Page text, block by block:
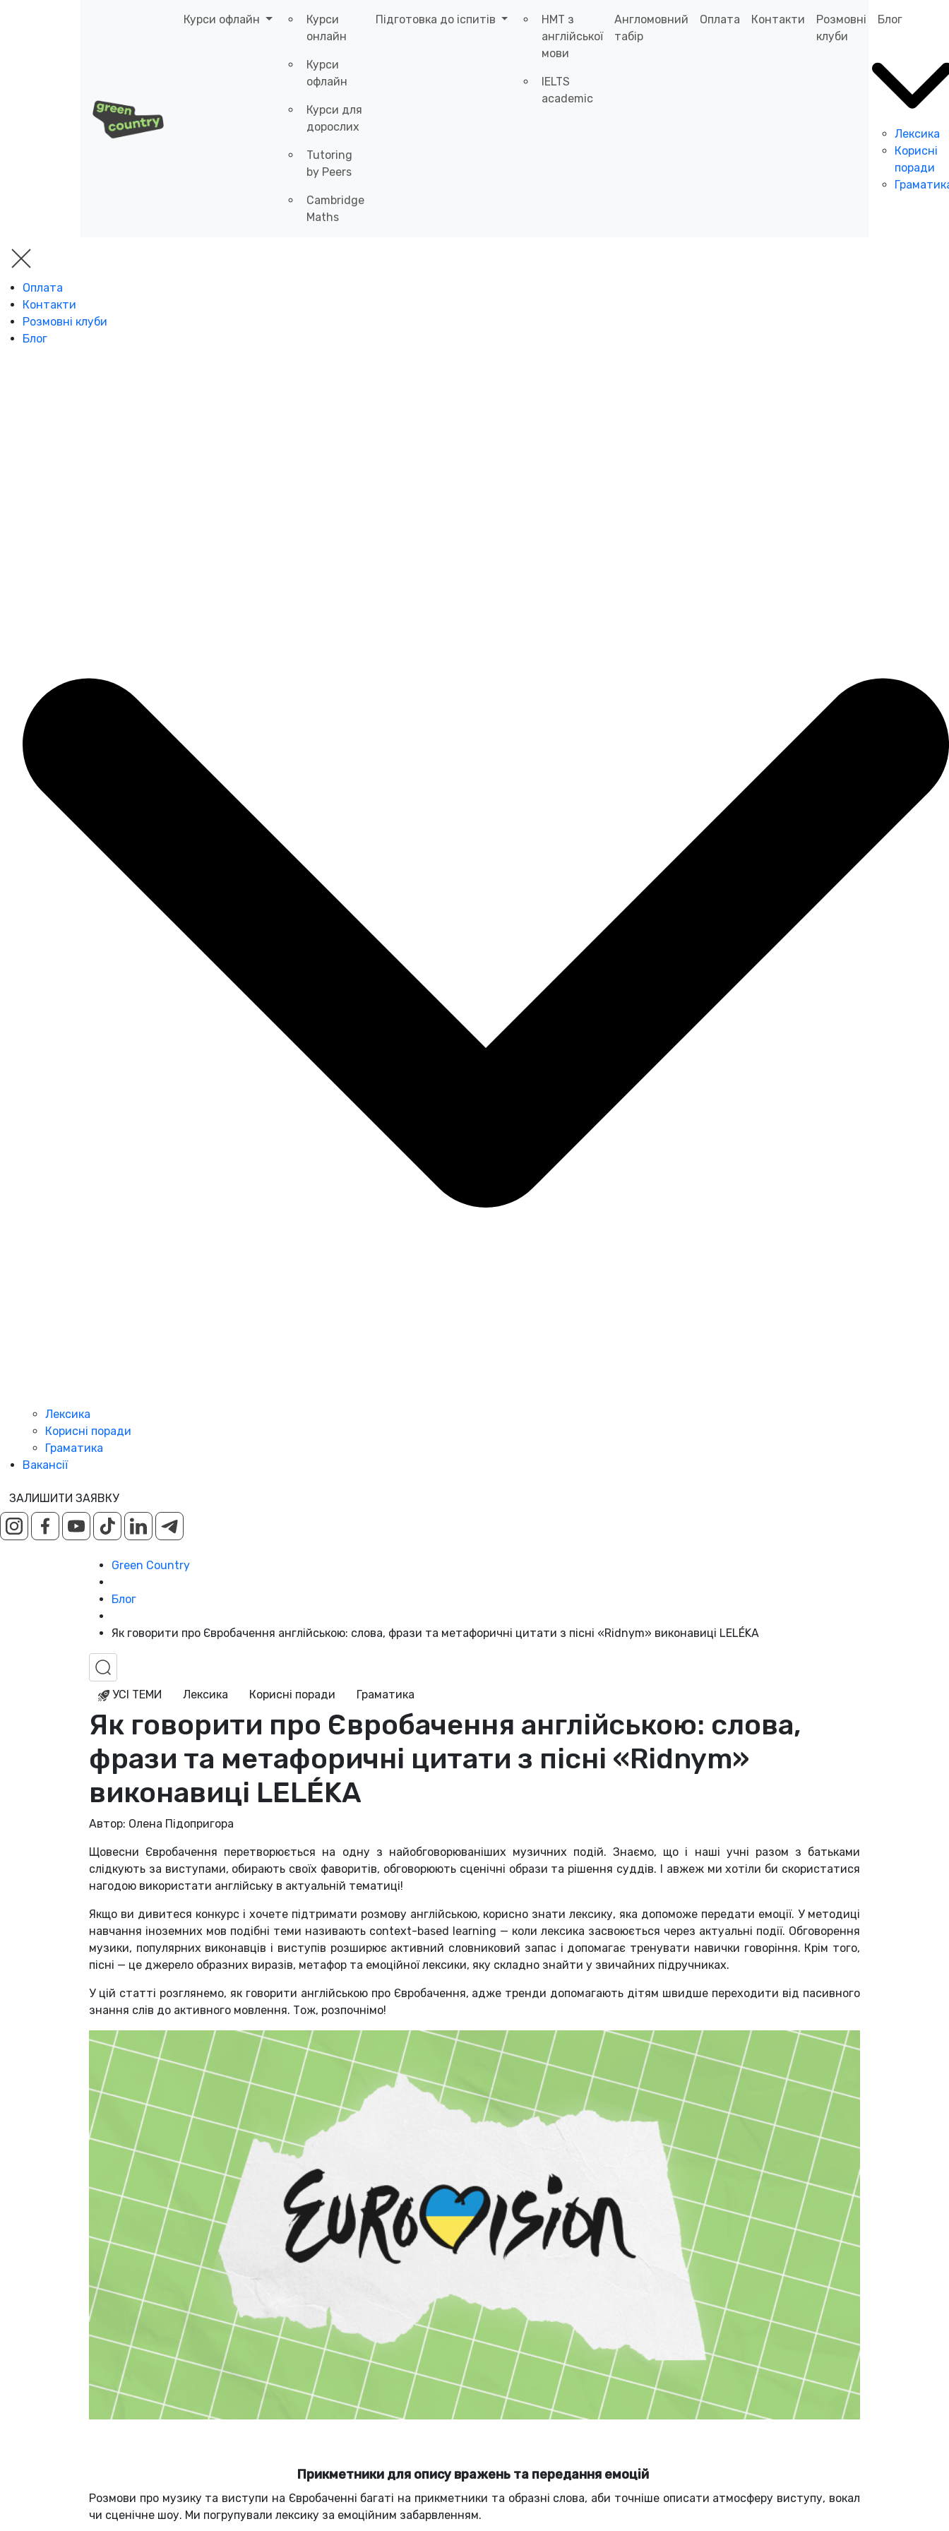
Курси офлайн
Курси
онлайн
Курси
офлайн
Курси для
дорослих
Tutoring
by Peers
Cambridge
Maths
Підготовка до іспитів
НМТ з
англійської
мови
IELTS
academic
Англомовний
табір
Оплата Контакти
Розмовні
клуби
Блог
Лексика
Корисні
поради
Оплата
Контакти
Розмовні клуби
Блог
Лексика
Корисні поради
Граматика
Вакансії
ЗАЛИШИТИ ЗАЯВКУ
Green Country
Блог
Як говорити про Євробачення англійською: слова, фрази та метафоричні цитати з пісні «Ridnym» виконавиці LELÉKA
УСІ ТЕМИ Лексика Корисні поради Граматика
Як говорити про Євробачення англійською: слова,
фрази та метафоричні цитати з пісні «Ridnym»
виконавиці LELÉKA
Автор: Олена Підопригора
Щовесни Євробачення перетворюється на одну з найобговорюваніших музичних подій. Знаємо, що і наші учні разом з батьками
слідкують за виступами, обирають своїх фаворитів, обговорюють сценічні образи та рішення суддів. І авжеж ми хотіли би скористатися
нагодою використати англійську в актуальній тематиці!
Якщо ви дивитеся конкурс і хочете підтримати розмову англійською, корисно знати лексику, яка допоможе передати емоції. У методиці
навчання іноземних мов подібні теми називають context-based learning — коли лексика засвоюється через актуальні події. Обговорення
музики, популярних виконавців і виступів розширює активний словниковий запас і допомагає тренувати навички говоріння. Крім того,
пісні — це джерело образних виразів, метафор та емоційної лексики, яку складно знайти у звичайних підручниках.
У цій статті розглянемо, як говорити англійською про Євробачення, адже тренди допомагають дітям швидше переходити від пасивного
знання слів до активного мовлення. Тож, розпочнімо!
Прикметники для опису вражень та передання емоцій
Розмови про музику та виступи на Євробаченні багаті на прикметники та образні слова, аби точніше описати атмосферу виступу, вокал
чи сценічне шоу. Ми погрупували лексику за емоційним забарвленням.